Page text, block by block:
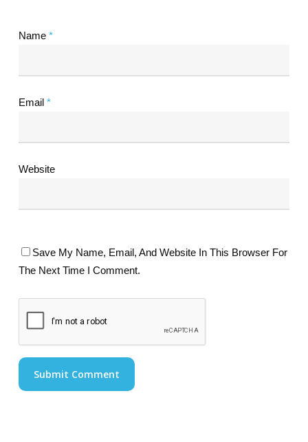
Name *
Email *
Website
Save My Name, Email, And Website In This Browser For
The Next Time I Comment.